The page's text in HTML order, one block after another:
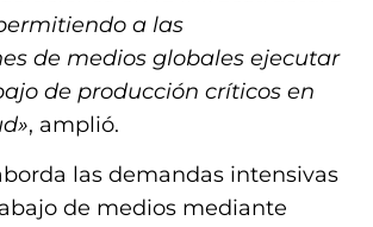
a las
de medios globales ejecutar
de producción críticos en
, amplió.
las demandas intensivas
de medios mediante